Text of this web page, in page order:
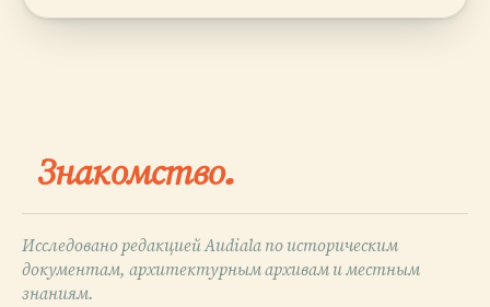
Знакомство.
Исследовано редакцией Audiala по историческим
документам, архитектурным архивам и местным
знаниям.